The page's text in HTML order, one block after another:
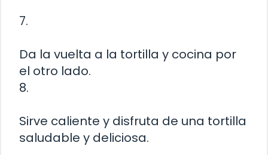
7.
Da la vuelta a la tortilla y cocina por
el otro lado.
8.
Sirve caliente y disfruta de una tortilla
saludable y deliciosa.